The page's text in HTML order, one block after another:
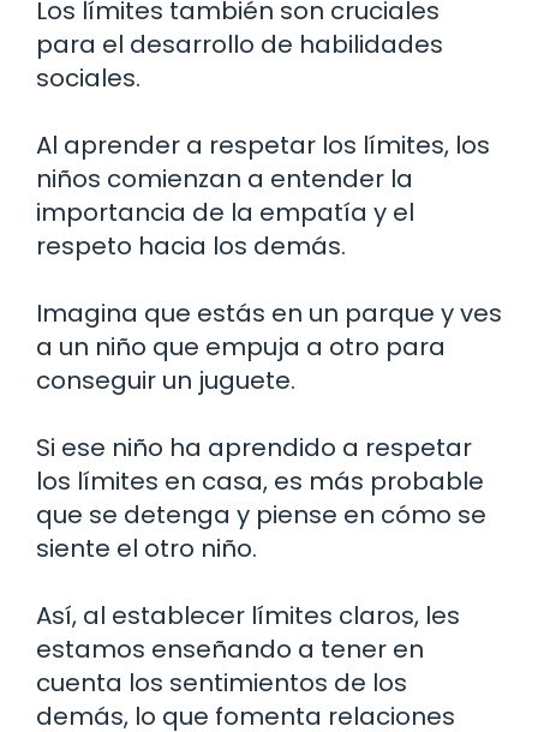
Los límites también son cruciales
para el desarrollo de habilidades
sociales.
Al aprender a respetar los límites, los
niños comienzan a entender la
importancia de la empatía y el
respeto hacia los demás.
Imagina que estás en un parque y ves
a un niño que empuja a otro para
conseguir un juguete.
Si ese niño ha aprendido a respetar
los límites en casa, es más probable
que se detenga y piense en cómo se
siente el otro niño.
Así, al establecer límites claros, les
estamos enseñando a tener en
cuenta los sentimientos de los
demás, lo que fomenta relaciones